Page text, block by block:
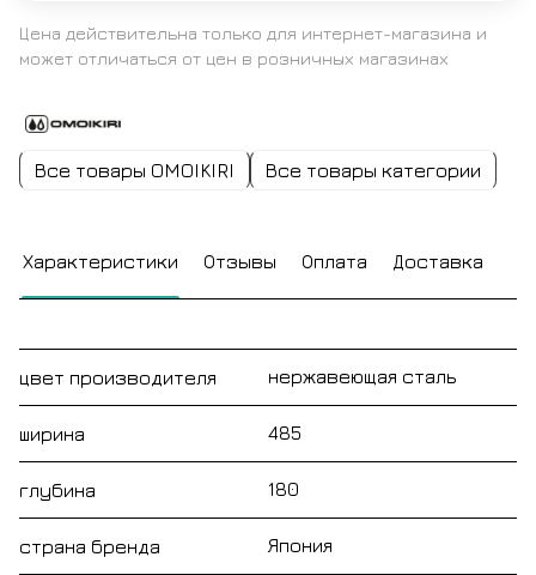
Цена действительна только для интернет-магазина и
может отличаться от цен в розничных магазинах
Все товары OMOIKIRI Все товары категории
Характеристики Отзывы Оплата Доставка
цвет производителя нержавеющая сталь
ширина 485
глубина 180
страна бренда Япония